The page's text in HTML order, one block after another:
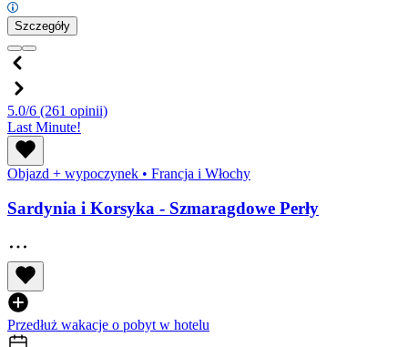
Szczegóły
5.0/6 (261 opinii)
Last Minute!
Objazd + wypoczynek • Francja i Włochy
Sardynia i Korsyka - Szmaragdowe Perły
Przedłuż wakacje o pobyt w hotelu